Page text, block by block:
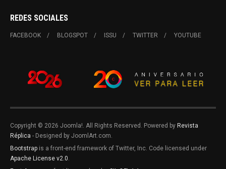
REDES SOCIALES
FACEBOOK BLOGSPOT ISSU TWITTER YOUTUBE
Copyright © 2026 Joomla!. All Rights Reserved. Powered by Revista
Réplica - Designed by JoomlArt.com.
Bootstrap is a front-end framework of Twitter, Inc. Code licensed under
Apache License v2.0